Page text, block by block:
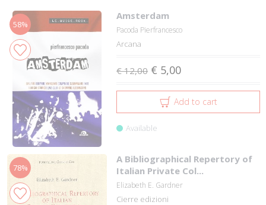
58%
Amsterdam
Pacoda Pierfrancesco
Arcana
€ 12,00 € 5,00
Add to cart
Available
78%
A Bibliographical Repertory of
Italian Private Col...
Elizabeth E. Gardner
Cierre edizioni